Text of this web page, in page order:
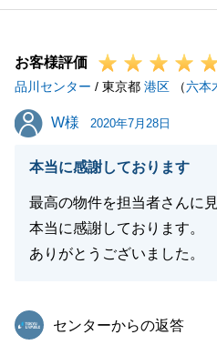
ご要望をいただいている内
今後ともよろしくお願い申
お客様評価
品川センター / 東京都 港区 （六本
W様
W様 2020年7月28日
本当に感謝しております
最高の物件を担当者さんに
本当に感謝しております。
ありがとうございました。
東急リバブル
センターからの返答